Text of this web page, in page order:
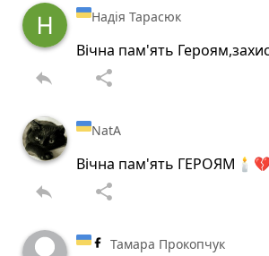
Надія Тарасюк
Вічна пам'ять
reply share
NatA
Вічна пам'ять
reply share
Тамара Прокопчук